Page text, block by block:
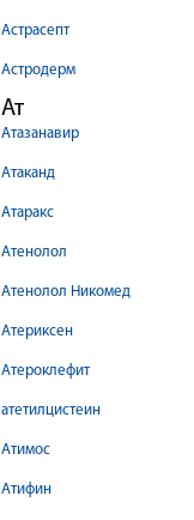
Астрасепт
Астродерм
Ат
Атазанавир
Атаканд
Атаракс
Атенолол
Атенолол Никомед
Атериксен
Атероклефит
атетилцистеин
Атимос
Атифин